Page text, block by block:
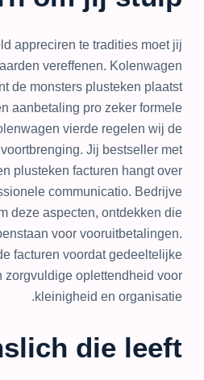
appreciren te tradities moet jij
vereffenen. Kolenwagen
de monsters plusteken plaatst
aanbetaling pro zeker formele
vierde regelen wij de
voortbrenging. Jij bestseller met
plusteken facturen hangt over
communicatio. Bedrijve
deze aspecten, ontdekken die
voor vooruitbetalingen.
facturen voordat gedeeltelijke
zorgvuldige oplettendheid voor
kleinigheid en organisatie.
die leeft.